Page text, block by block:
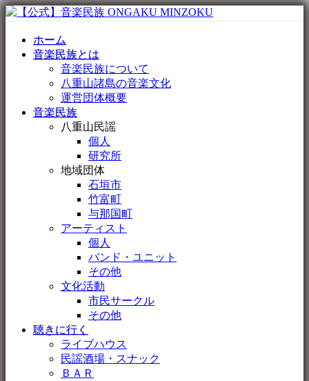
ホーム
音楽民族とは
音楽民族について
八重山諸島の音楽文化
運営団体概要
音楽民族
八重山民謡
個人
研究所
地域団体
石垣市
竹富町
与那国町
アーティスト
個人
バンド・ユニット
その他
文化活動
市民サークル
その他
聴きに行く
ライブハウス
民謡酒場・スナック
ＢＡＲ